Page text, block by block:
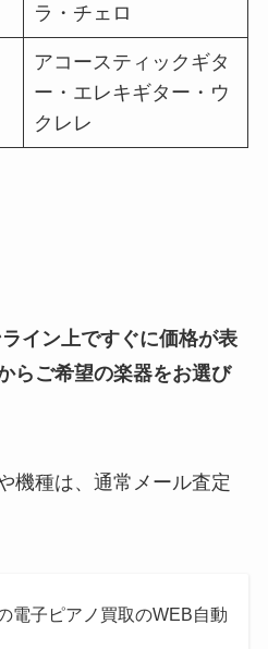
ラ・チェロ
アコースティックギタ
ー・エレキギター・ウ
クレレ
イン上ですぐに価格が表
らご希望の楽器をお選び
機種は、通常メール査定
電子ピアノ買取のWEB自動